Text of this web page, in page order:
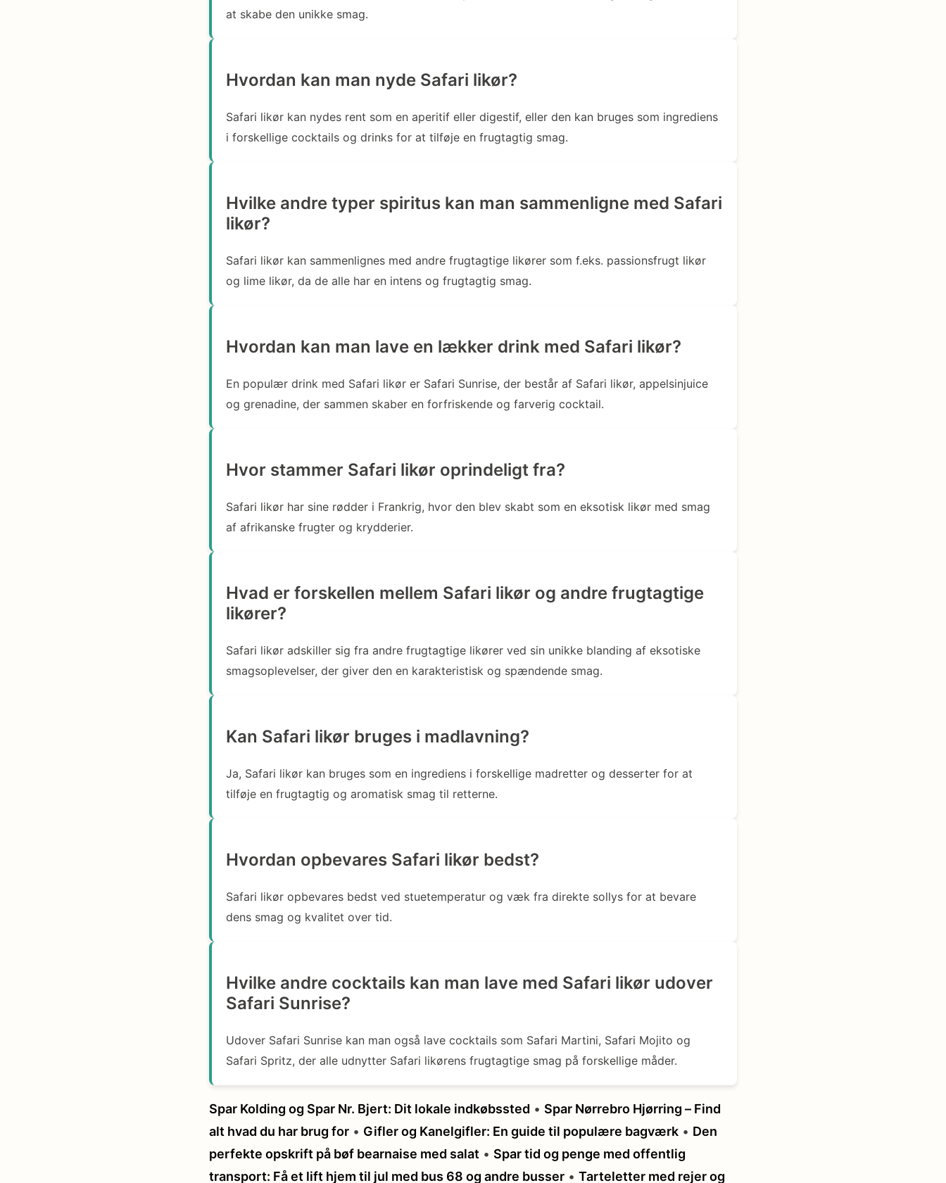
at skabe den unikke smag.
Hvordan kan man nyde Safari likør?
Safari likør kan nydes rent som en aperitif eller digestif, eller den kan bruges som ingrediens
i forskellige cocktails og drinks for at tilføje en frugtagtig smag.
Hvilke andre typer spiritus kan man sammenligne med Safari
likør?
Safari likør kan sammenlignes med andre frugtagtige likører som f.eks. passionsfrugt likør
og lime likør, da de alle har en intens og frugtagtig smag.
Hvordan kan man lave en lækker drink med Safari likør?
En populær drink med Safari likør er Safari Sunrise, der består af Safari likør, appelsinjuice
og grenadine, der sammen skaber en forfriskende og farverig cocktail.
Hvor stammer Safari likør oprindeligt fra?
Safari likør har sine rødder i Frankrig, hvor den blev skabt som en eksotisk likør med smag
af afrikanske frugter og krydderier.
Hvad er forskellen mellem Safari likør og andre frugtagtige
likører?
Safari likør adskiller sig fra andre frugtagtige likører ved sin unikke blanding af eksotiske
smagsoplevelser, der giver den en karakteristisk og spændende smag.
Kan Safari likør bruges i madlavning?
Ja, Safari likør kan bruges som en ingrediens i forskellige madretter og desserter for at
tilføje en frugtagtig og aromatisk smag til retterne.
Hvordan opbevares Safari likør bedst?
Safari likør opbevares bedst ved stuetemperatur og væk fra direkte sollys for at bevare
dens smag og kvalitet over tid.
Hvilke andre cocktails kan man lave med Safari likør udover
Safari Sunrise?
Udover Safari Sunrise kan man også lave cocktails som Safari Martini, Safari Mojito og
Safari Spritz, der alle udnytter Safari likørens frugtagtige smag på forskellige måder.
Spar Kolding og Spar Nr. Bjert: Dit lokale indkøbssted • Spar Nørrebro Hjørring – Find
alt hvad du har brug for • Gifler og Kanelgifler: En guide til populære bagværk • Den
perfekte opskrift på bøf bearnaise med salat • Spar tid og penge med offentlig
transport: Få et lift hjem til jul med bus 68 og andre busser • Tarteletter med rejer og